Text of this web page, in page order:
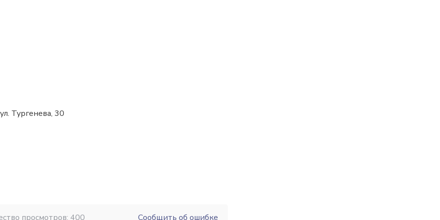
Тургенева, 30
просмотров: 400 Сообщить об ошибке